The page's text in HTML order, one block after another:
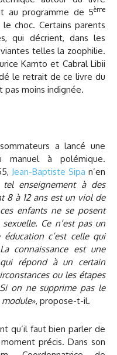
au programme de 5ème
choc. Certains parents
qui décrient, dans les
telles la zoophilie.
Kamto et Cabral Libii
le retrait de ce livre du
pas moins indignée.
a lancé une
à polémique.
Jean-Baptiste Sipa n’en
tel enseignement à des
8 à 12 ans est un viol de
enfants ne se posent
Ce n’est pas un
c’est celle qui
connaissance est une
répond à un certain
ou les étapes
on ne supprime pas le
module», propose-t-il.
qu’il faut bien parler de
précis. Dans son